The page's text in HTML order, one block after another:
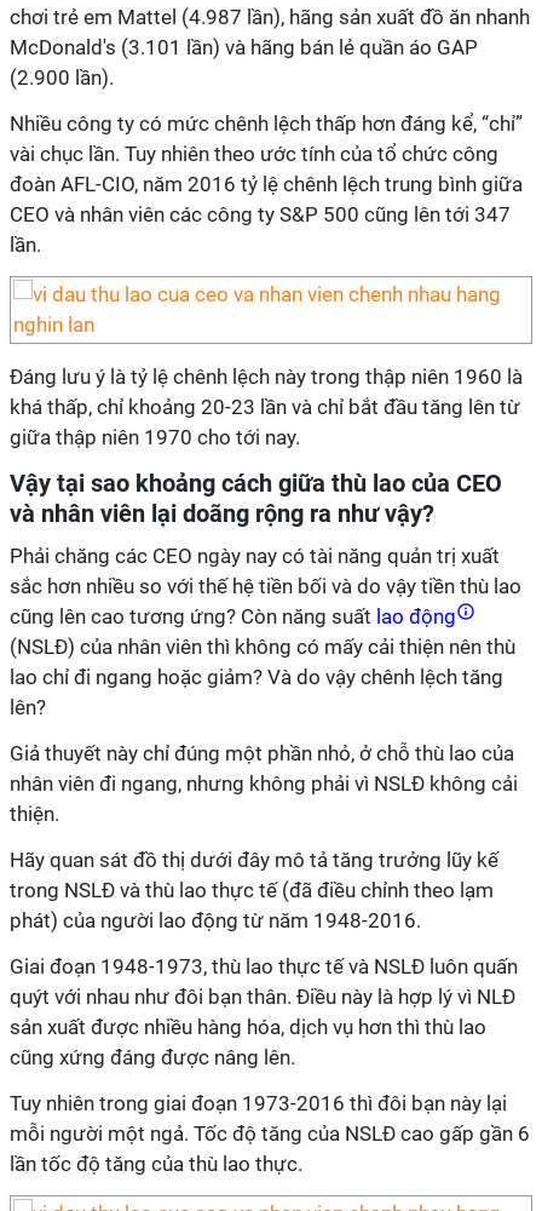
chơi trẻ em Mattel (4.987 lần), hãng sản xuất đồ ăn nhanh
McDonald's (3.101 lần) và hãng bán lẻ quần áo GAP
(2.900 lần).
Nhiều công ty có mức chênh lệch thấp hơn đáng kể, “chỉ”
vài chục lần. Tuy nhiên theo ước tính của tổ chức công
đoàn AFL-CIO, năm 2016 tỷ lệ chênh lệch trung bình giữa
CEO và nhân viên các công ty S&P 500 cũng lên tới 347
lần.
Đáng lưu ý là tỷ lệ chênh lệch này trong thập niên 1960 là
khá thấp, chỉ khoảng 20-23 lần và chỉ bắt đầu tăng lên từ
giữa thập niên 1970 cho tới nay.
Vậy tại sao khoảng cách giữa thù lao của CEO
và nhân viên lại doãng rộng ra như vậy?
Phải chăng các CEO ngày nay có tài năng quản trị xuất
sắc hơn nhiều so với thế hệ tiền bối và do vậy tiền thù lao
cũng lên cao tương ứng? Còn năng suất lao động
(NSLĐ) của nhân viên thì không có mấy cải thiện nên thù
lao chỉ đi ngang hoặc giảm? Và do vậy chênh lệch tăng
lên?
Giả thuyết này chỉ đúng một phần nhỏ, ở chỗ thù lao của
nhân viên đi ngang, nhưng không phải vì NSLĐ không cải
thiện.
Hãy quan sát đồ thị dưới đây mô tả tăng trưởng lũy kế
trong NSLĐ và thù lao thực tế (đã điều chỉnh theo lạm
phát) của người lao động từ năm 1948-2016.
Giai đoạn 1948-1973, thù lao thực tế và NSLĐ luôn quấn
quýt với nhau như đôi bạn thân. Điều này là hợp lý vì NLĐ
sản xuất được nhiều hàng hóa, dịch vụ hơn thì thù lao
cũng xứng đáng được nâng lên.
Tuy nhiên trong giai đoạn 1973-2016 thì đôi bạn này lại
mỗi người một ngả. Tốc độ tăng của NSLĐ cao gấp gần 6
lần tốc độ tăng của thù lao thực.